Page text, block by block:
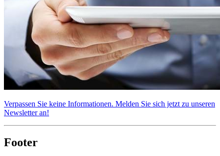
Verpassen Sie keine Informationen. Melden Sie sich jetzt zu unseren
Newsletter an!
Footer